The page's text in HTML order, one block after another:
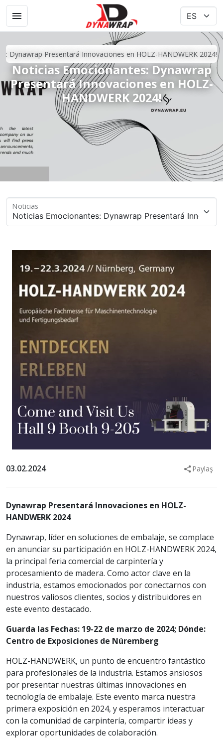
Dynawrap Presentará Innovaciones en HOLZ-HANDWERK 2024!
Noticias Emocionantes: Dynawrap
Presentará Innovaciones en HOLZ-
HANDWERK 2024!
Noticias
03.02.2024 Paylaş
Dynawrap Presentará Innovaciones en HOLZ-
HANDWERK 2024
Dynawrap, líder en soluciones de embalaje, se complace
en anunciar su participación en HOLZ-HANDWERK 2024,
la principal feria comercial de carpintería y
procesamiento de madera. Como actor clave en la
industria, estamos emocionados por conectarnos con
nuestros valiosos clientes, socios y distribuidores en
este evento destacado.
Guarda las Fechas: 19-22 de marzo de 2024; Dónde:
Centro de Exposiciones de Núremberg
HOLZ-HANDWERK, un punto de encuentro fantástico
para profesionales de la industria. Estamos ansiosos
por presentar nuestras últimas innovaciones en
tecnología de embalaje. Este evento marca nuestra
primera exposición en 2024, y esperamos interactuar
con la comunidad de carpintería, compartir ideas y
explorar oportunidades de colaboración.